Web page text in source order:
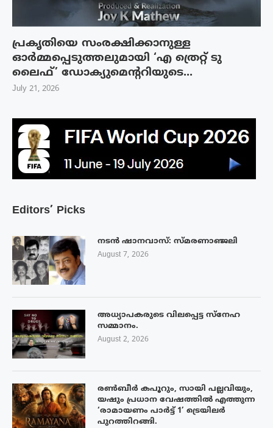
Editors’ Picks
നടൻ ഷാനവാസ്: സ്മരണാഞ്ജലി
August 7, 2026
അധ്യാപകരുടെ വിലപ്പെട്ട സ്നേഹ
സമ്മാനം.
August 2, 2026
രൺബീർ കപൂറും, സായി പല്ലവിയും,
യഷും പ്രധാന വേഷത്തിൽ എത്തുന്ന
‘രാമായണം പാർട്ട് 1’ ട്രെയിലർ
പുറത്തിറങ്ങി.
പ്രകൃതിയെ സംരക്ഷിക്കാനുള്ള
ഓർമ്മപ്പെടുത്തലുമായി ‘എ ത്രെറ്റ് ടു
ലൈഫ്’ ഡോക്യുമെന്ററിയുടെ...
July 21, 2026